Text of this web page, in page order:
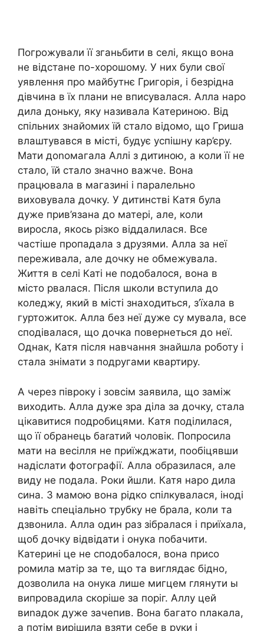
Погрожували її зганьбити в селі, якщо вона
не відстане по-хорошому. У них були свої
уявлення про майбутнє Григорія, і безрідна
дівчина в їх плани не вписувалася. Алла наро
дила доньку, яку називала Катериною. Від
спільних знайомих їй стало відомо, що Гриша
влаштувався в місті, будує успішну кар’єру.
Мати доnомагала Аллі з дитиною, а коли її не
стало, їй стало значно важче. Вона
працювала в магазині і паралельно
виховувала дочку. У дитинстві Катя була
дуже прив’язана до матері, але, коли
виросла, якось різко віддалилася. Все
частіше пропадала з друзями. Алла за неї
переживала, але дочку не обмежувала.
Життя в селі Каті не подобалося, вона в
місто рвалася. Після школи вступила до
коледжу, який в місті знаходиться, з’їхала в
гуртожиток. Алла без неї дуже су мувала, все
сподівалася, що дочка повернеться до неї.
Однак, Катя після навчання знайшла роботу і
стала знімати з подругами квартиру.
А через півроку і зовсім заявила, що заміж
виходить. Алла дуже зра діла за дочку, стала
цікавитися подробицями. Катя поділилася,
що її обранець баrатий чоловік. Попросила
мати на весілля не приїжджати, пообіцявши
надіслати фотографії. Алла образилася, але
виду не подала. Роки йшли. Катя наро дила
сина. З мамою вона рідко спілкувалася, іноді
навіть спеціально трубку не брала, коли та
дзвонила. Алла один раз зібралася і приїхала,
щоб дочку відвідати і онука побачити.
Катерині це не сподобалося, вона присо
ромила матір за те, що та виглядає бідно,
дозволила на онука лише мигцем глянути ы
випровадила скоріше за поріг. Аллу цей
виnадок дуже зачепив. Вона багато nлакала,
а потім вирішила взяти себе в руки і